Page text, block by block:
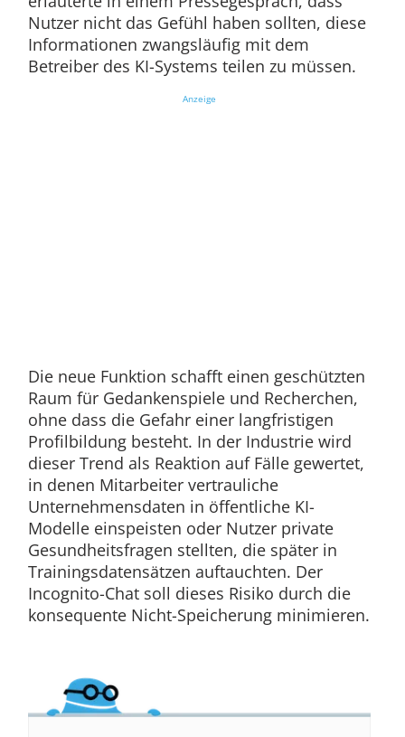
Nutzer nicht das Gefühl haben sollten, diese
Informationen zwangsläufig mit dem
Betreiber des KI-Systems teilen zu müssen.
Anzeige
Die neue Funktion schafft einen geschützten
Raum für Gedankenspiele und Recherchen,
ohne dass die Gefahr einer langfristigen
Profilbildung besteht. In der Industrie wird
dieser Trend als Reaktion auf Fälle gewertet,
in denen Mitarbeiter vertrauliche
Unternehmensdaten in öffentliche KI-
Modelle einspeisten oder Nutzer private
Gesundheitsfragen stellten, die später in
Trainingsdatensätzen auftauchten. Der
Incognito-Chat soll dieses Risiko durch die
konsequente Nicht-Speicherung minimieren.